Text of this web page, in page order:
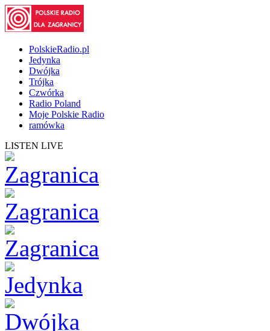
PolskieRadio.pl
Jedynka
Dwójka
Trójka
Czwórka
Radio Poland
Moje Polskie Radio
ramówka
LISTEN LIVE